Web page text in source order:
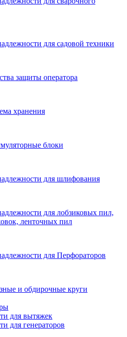
для садовой техники
защиты оператора
хранения
блоки
для шлифования
для лобзиковых пил,
ленточных пил
для Перфораторов
и обдирочные круги
для вытяжек
для генераторов